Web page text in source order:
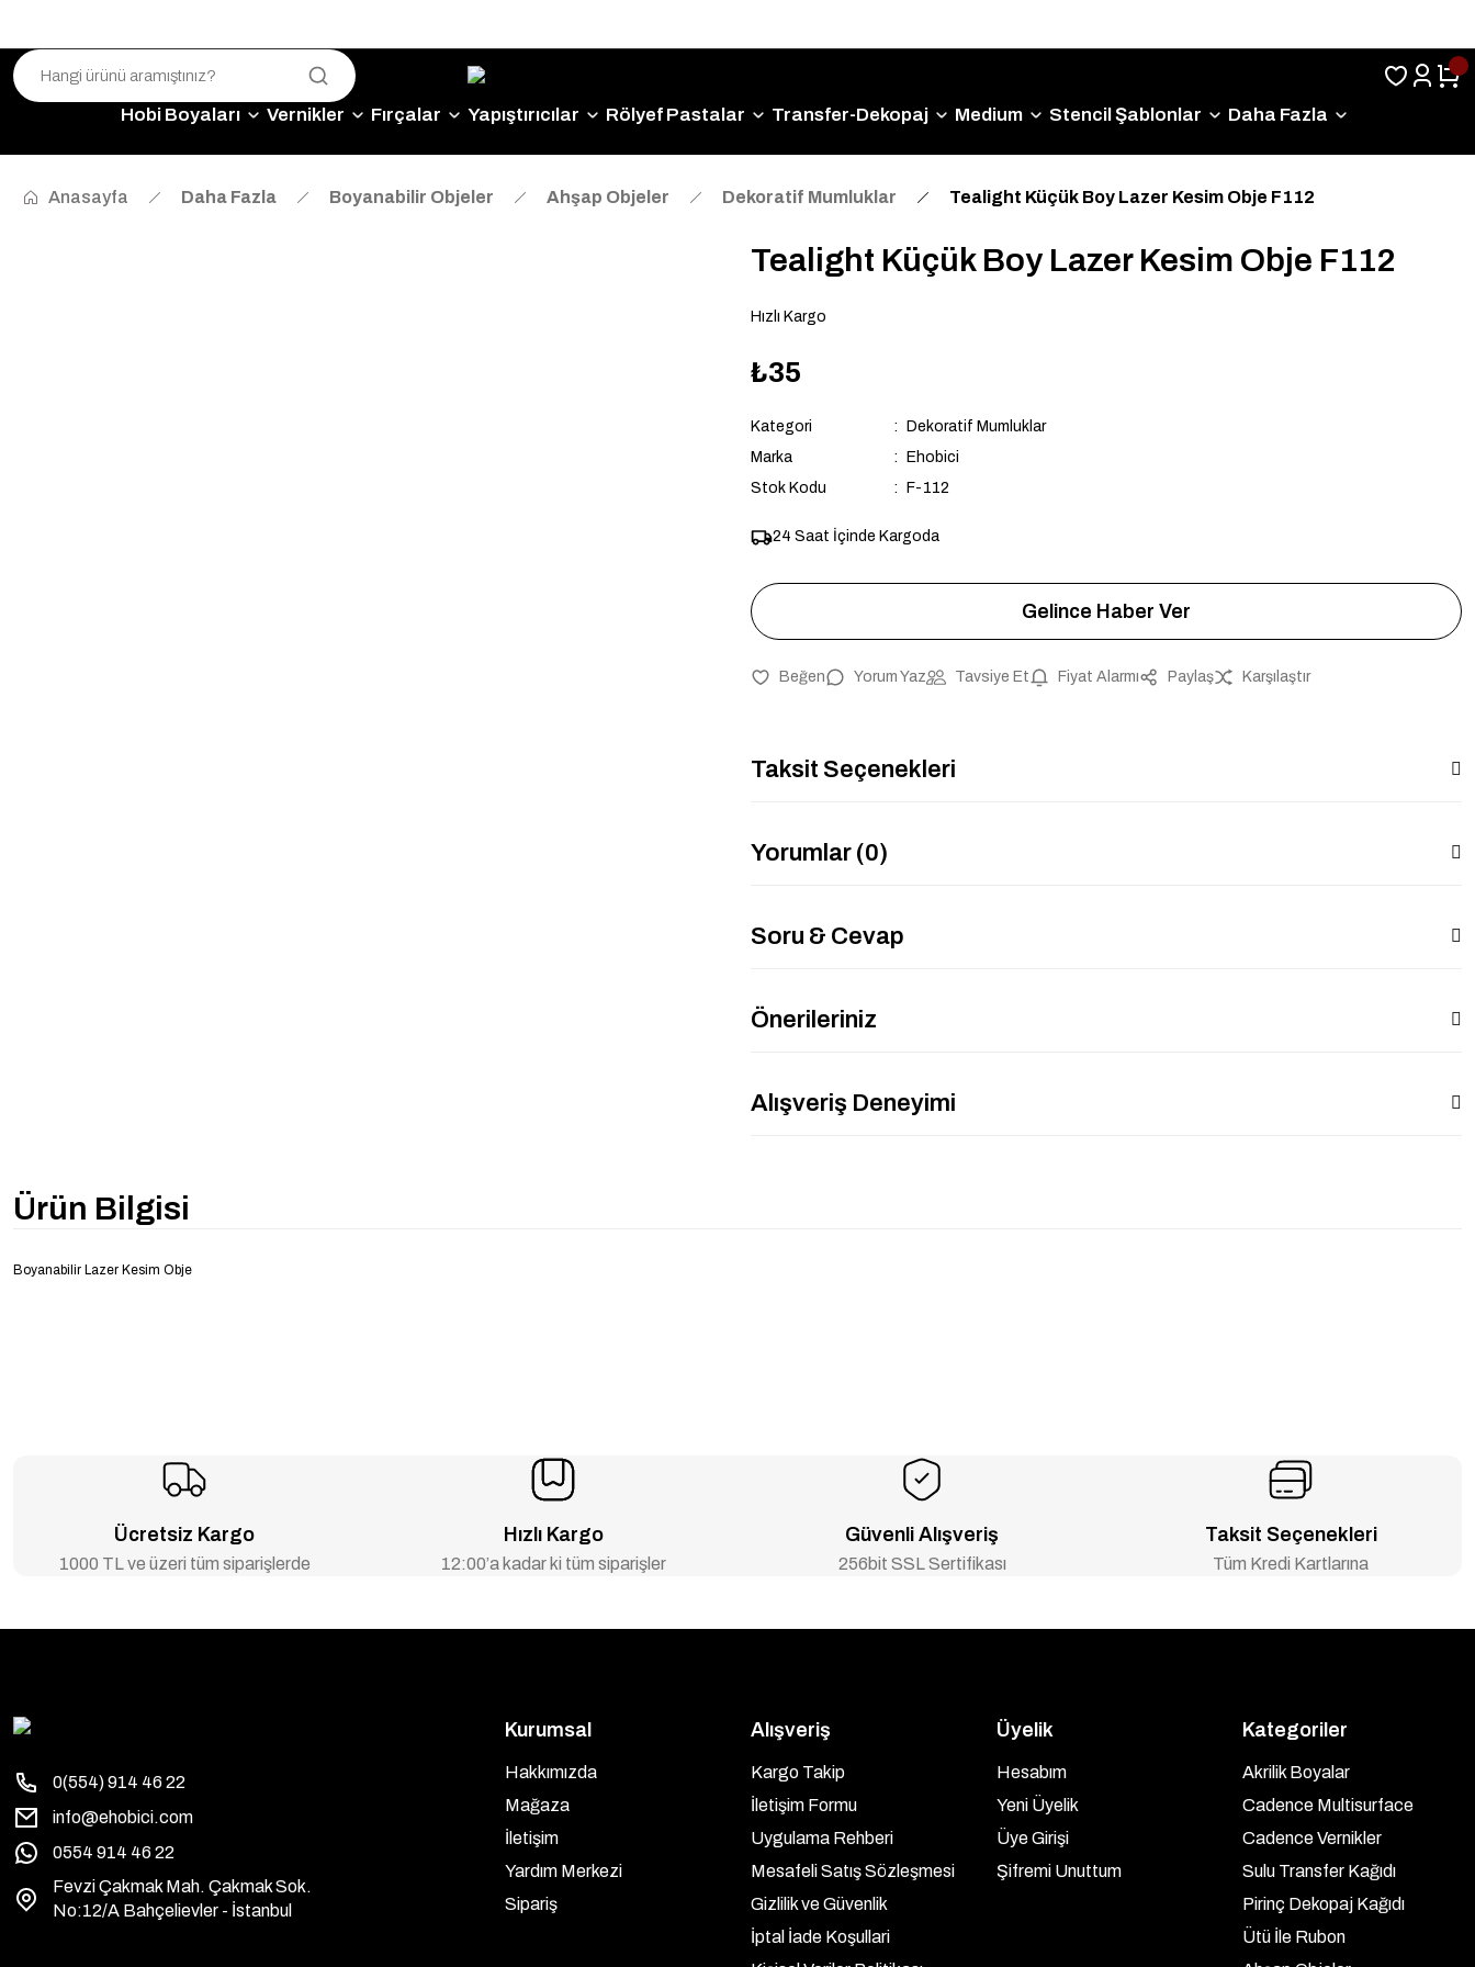
Hobi Boyaları Vernikler Fırçalar Yapıştırıcılar Rölyef Pastalar Transfer-Dekopaj Medium Stencil Şablonlar Daha Fazla
Anasayfa Daha Fazla Boyanabilir Objeler Ahşap Objeler Dekoratif Mumluklar Tealight Küçük Boy Lazer Kesim Obje F112
Tealight Küçük Boy Lazer Kesim Obje F112
Hızlı Kargo
₺35
Kategori
Dekoratif Mumluklar
Marka
Ehobici
Stok Kodu
F-112
24 Saat İçinde Kargoda
Gelince Haber Ver
Yorum Yaz Tavsiye Et Fiyat Alarmı Paylaş Karşılaştır
Taksit Seçenekleri
Yorumlar (0)
Soru & Cevap
Önerileriniz
Alışveriş Deneyimi
Ürün Bilgisi
Boyanabilir Lazer Kesim Obje
Ücretsiz Kargo
1000 TL ve üzeri tüm siparişlerde
Hızlı Kargo
12:00’a kadar ki tüm siparişler
Güvenli Alışveriş
256bit SSL Sertifikası
Taksit Seçenekleri
Tüm Kredi Kartlarına
0(554) 914 46 22
info@ehobici.com
0554 914 46 22
Fevzi Çakmak Mah. Çakmak Sok.
No:12/A Bahçelievler - İstanbul
Kurumsal
Hakkımızda
Mağaza
İletişim
Yardım Merkezi
Sipariş
Alışveriş
Kargo Takip
İletişim Formu
Uygulama Rehberi
Mesafeli Satış Sözleşmesi
Gizlilik ve Güvenlik
İptal İade Koşullari
Üyelik
Hesabım
Yeni Üyelik
Üye Girişi
Şifremi Unuttum
Kategoriler
Akrilik Boyalar
Cadence Multisurface
Cadence Vernikler
Sulu Transfer Kağıdı
Pirinç Dekopaj Kağıdı
Ütü İle Rubon